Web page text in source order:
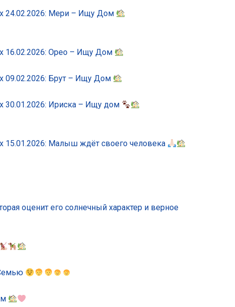
24.02.2026: Мери – Ищу Дом
16.02.2026: Орео – Ищу Дом
09.02.2026: Брут – Ищу Дом
30.01.2026: Ириска – Ищу дом
15.01.2026: Малыш ждёт своего человека
оценит его солнечный характер и верное